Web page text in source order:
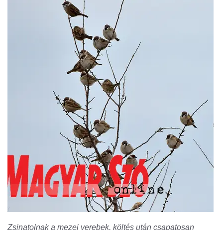
Zsinatolnak a mezei verebek, költés után csapatosan